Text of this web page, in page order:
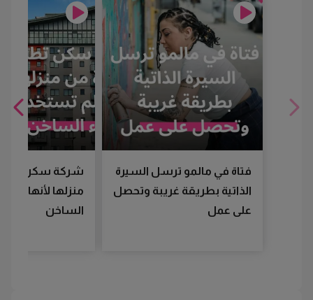
فتاة في مالمو ترسل السيرة
الذاتية بطريقة غريبة وتحصل
على عمل
شركة سكن
منزلها لأنها لم
الساخن